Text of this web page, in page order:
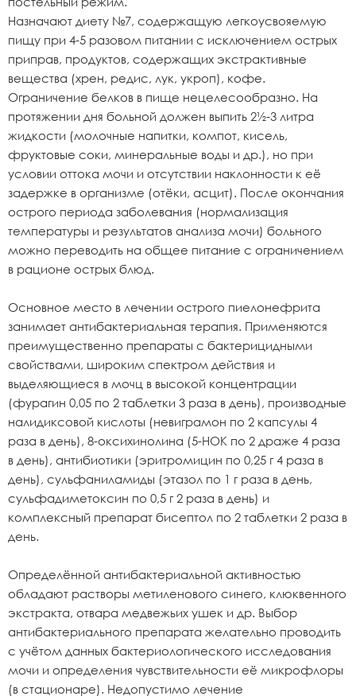
Назначают диету №7, содержащую легкоусвояемую
пищу при 4-5 разовом питании с исключением острых
приправ, продуктов, содержащих экстрактивные
вещества (хрен, редис, лук, укроп), кофе.
Ограничение белков в пище нецелесообразно. На
протяжении дня больной должен выпить 2½-3 литра
жидкости (молочные напитки, компот, кисель,
фруктовые соки, минеральные воды и др.), но при
условии оттока мочи и отсутствии наклонности к её
задержке в организме (отёки, асцит). После окончания
острого периода заболевания (нормализация
температуры и результатов анализа мочи) больного
можно переводить на общее питание с ограничением
в рационе острых блюд.
Основное место в лечении острого пиелонефрита
занимает антибактериальная терапия. Применяются
преимущественно препараты с бактерицидными
свойствами, широким спектром действия и
выделяющиеся в мочц в высокой концентрации
(фурагин 0,05 по 2 таблетки 3 раза в день), производные
налидиксовой кислоты (невиграмон по 2 капсулы 4
раза в день), 8-оксихинолина (5-НОК по 2 драже 4 раза
в день), антибиотики (эритромицин по 0,25 г 4 раза в
день), сульфаниламиды (этазол по 1 г раза в день,
сульфадиметоксин по 0,5 г 2 раза в день) и
комплексный препарат бисептол по 2 таблетки 2 раза в
день.
Определённой антибактериальной активностью
обладают растворы метиленового синего, клюквенного
экстракта, отвара медвежьих ушек и др. Выбор
антибактериального препарата желательно проводить
с учётом данных бактериологического исследования
мочи и определения чувствительности её микрофлоры
(в стационаре). Недопустимо лечение